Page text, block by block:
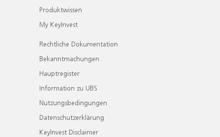
Produktwissen
My KeyInvest
Rechtliche Dokumentation
Bekanntmachungen
Hauptregister
Information zu UBS
Nutzungsbedingungen
Datenschutzerklärung
KeyInvest Disclaimer